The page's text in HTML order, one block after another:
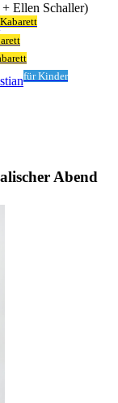
+ Ellen Schaller)
Kabarett
für Kinder
Abend